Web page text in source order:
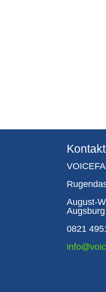
August-
Augsburg
0821